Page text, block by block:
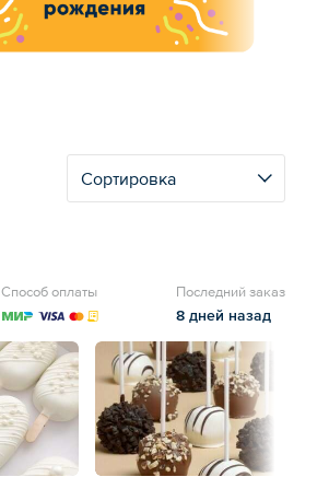
Сортировка
Способ оплаты Последний заказ
8 дней назад